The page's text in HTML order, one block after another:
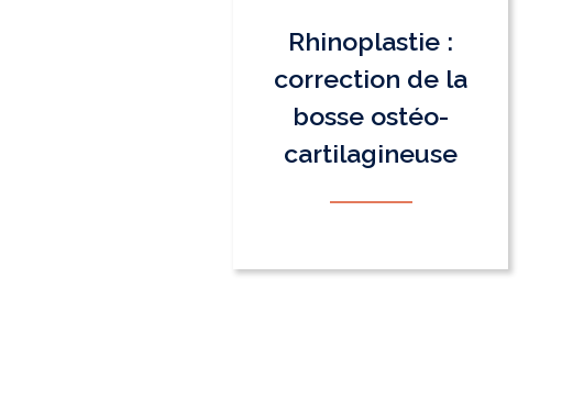
Rhinoplastie :
correction de la
bosse ostéo-
cartilagineuse